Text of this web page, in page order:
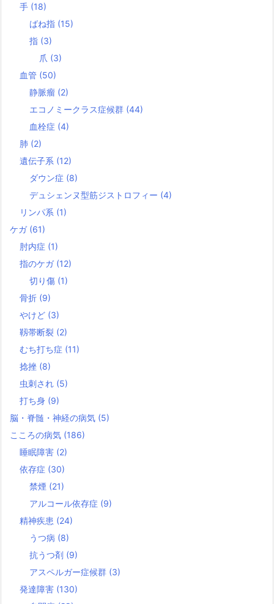
手 (18)
ばね指 (15)
指 (3)
爪 (3)
血管 (50)
静脈瘤 (2)
エコノミークラス症候群 (44)
血栓症 (4)
肺 (2)
遺伝子系 (12)
ダウン症 (8)
デュシェンヌ型筋ジストロフィー (4)
リンパ系 (1)
ケガ (61)
肘内症 (1)
指のケガ (12)
切り傷 (1)
骨折 (9)
やけど (3)
靱帯断裂 (2)
むち打ち症 (11)
捻挫 (8)
虫刺され (5)
打ち身 (9)
脳・脊髄・神経の病気 (5)
こころの病気 (186)
睡眠障害 (2)
依存症 (30)
禁煙 (21)
アルコール依存症 (9)
精神疾患 (24)
うつ病 (8)
抗うつ剤 (9)
アスペルガー症候群 (3)
発達障害 (130)